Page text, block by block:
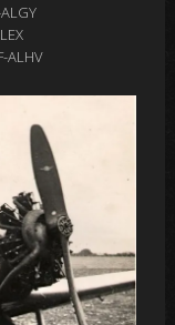
ALHV